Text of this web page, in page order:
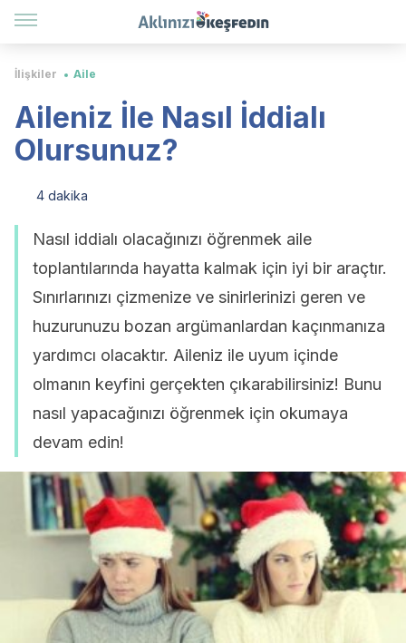
İlişkiler Aile
Aileniz İle Nasıl İddialı
Olursunuz?
4 dakika
Nasıl iddialı olacağınızı öğrenmek aile
toplantılarında hayatta kalmak için iyi bir araçtır.
Sınırlarınızı çizmenize ve sinirlerinizi geren ve
huzurunuzu bozan argümanlardan kaçınmanıza
yardımcı olacaktır. Aileniz ile uyum içinde
olmanın keyfini gerçekten çıkarabilirsiniz! Bunu
nasıl yapacağınızı öğrenmek için okumaya
devam edin!